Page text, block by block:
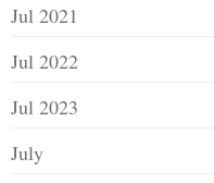
Jul 2021
Jul 2022
Jul 2023
July